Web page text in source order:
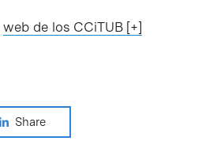
web de los CCiTUB [+]
Share